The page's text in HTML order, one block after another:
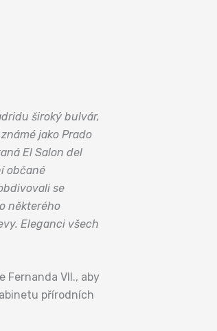
široký bulvár,
jako Prado
El Salon del
občané
se
některého
Eleganci všech
Fernanda VII., aby
přírodních